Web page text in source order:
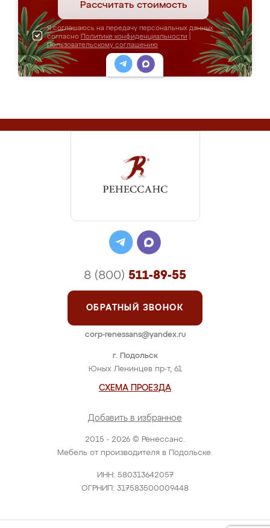
Рассчитать стоимость
Я соглашаюсь на передачу персональных данных
согласно Политике конфиденциальности
Пользовательскому соглашению
2015 - 2026 © Ренессанс.
Мебель от производителя в Подольске.
ИНН: 580313642057
ОГРНИП: 317583500009448
г. Подольск
Юных Ленинцев пр-т, 61
СХЕМА ПРОЕЗДА
Добавить в избранное
8 (800) 511-89-55
ОБРАТНЫЙ ЗВОНОК
corp-renessans@yandex.ru